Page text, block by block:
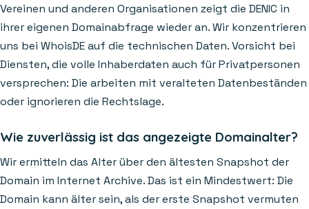
Vereinen und anderen Organisationen zeigt die DENIC in
ihrer eigenen Domainabfrage wieder an. Wir konzentrieren
uns bei WhoisDE auf die technischen Daten. Vorsicht bei
Diensten, die volle Inhaberdaten auch für Privatpersonen
versprechen: Die arbeiten mit veralteten Datenbeständen
oder ignorieren die Rechtslage.
Wie zuverlässig ist das angezeigte Domainalter?
Wir ermitteln das Alter über den ältesten Snapshot der
Domain im Internet Archive. Das ist ein Mindestwert: Die
Domain kann älter sein, als der erste Snapshot vermuten